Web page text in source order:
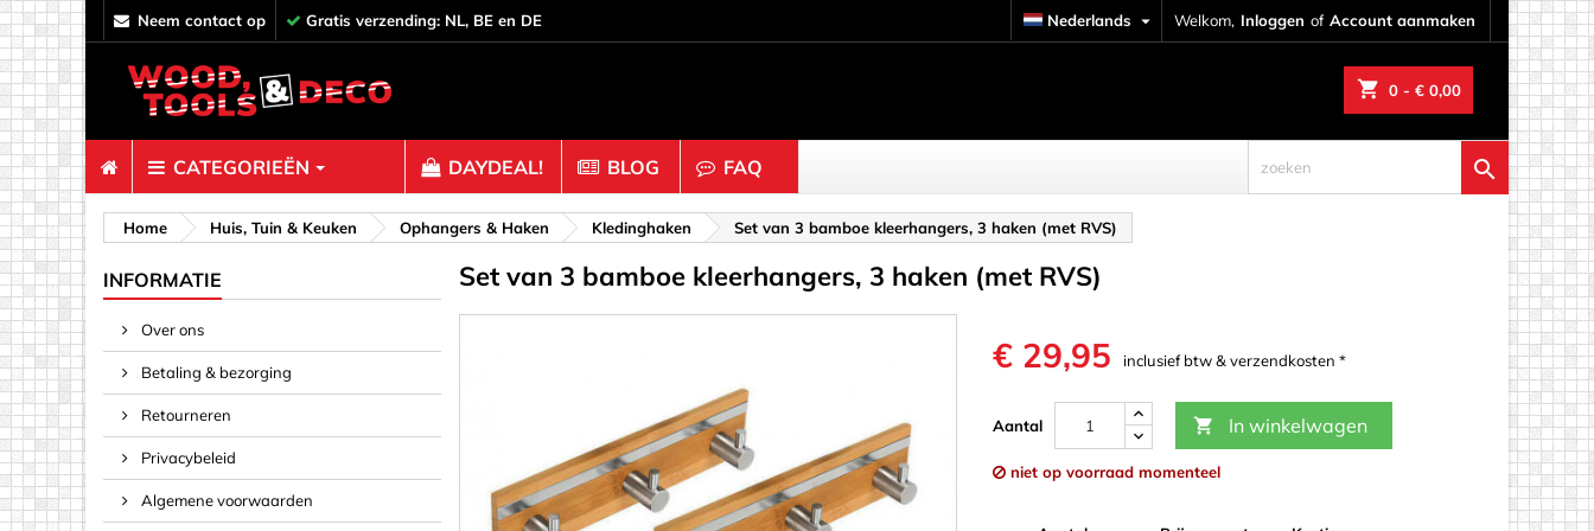
neem contact op Gratis verzending: NL, BE en DE Welkom, Inloggen of Account aanmaken
Nederlands 
shopping_cart 0 - € 0,00
CATEGORIEËN
Bevestigers
Afstandhouders
Bouten & Moeren
Klemmen, Binders & Gaas
Pinnen & Staafjes
Plankverbinders
Rampamoeren
Knutselhout & Kurk
Ballen & Kralen
Dobbelstenen
Doppen & Knoppen
Halve bollen
Kurk
Ornamenten & Houtsnijwerk
DAYDEAL! BLOG FAQ 
Home Huis, Tuin & Keuken Ophangers & Haken Kledinghaken Set van 3 bamboe kleerhangers, 3 haken (met RVS)
INFORMATIE
Over ons
Betaling & bezorging
Retourneren
Privacybeleid
Algemene voorwaarden
Set van 3 bamboe kleerhangers, 3 haken (met RVS)
€ 29,95 inclusief btw & verzendkosten *
Aantal  In winkelwagen
niet op voorraad momenteel